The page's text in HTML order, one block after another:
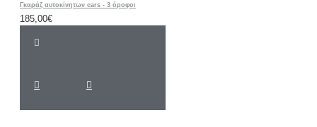
Γκαράζ αυτοκίνητων cars - 3 όροφοι
185,00€